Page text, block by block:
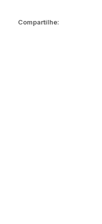
Compartilhe: